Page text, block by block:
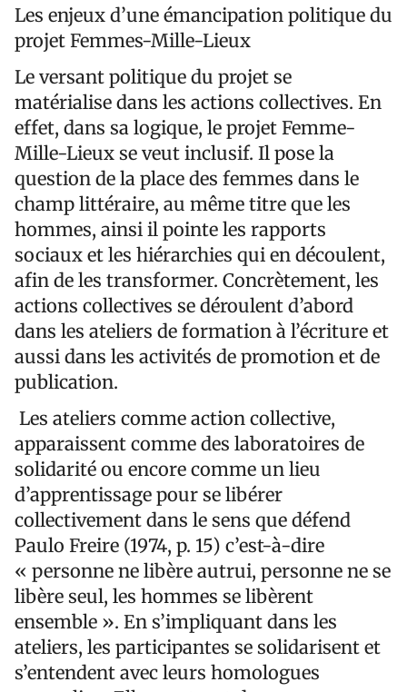
Les enjeux d’une émancipation politique du
projet Femmes-Mille-Lieux
Le versant politique du projet se
matérialise dans les actions collectives. En
effet, dans sa logique, le projet Femme-
Mille-Lieux se veut inclusif. Il pose la
question de la place des femmes dans le
champ littéraire, au même titre que les
hommes, ainsi il pointe les rapports
sociaux et les hiérarchies qui en découlent,
afin de les transformer. Concrètement, les
actions collectives se déroulent d’abord
dans les ateliers de formation à l’écriture et
aussi dans les activités de promotion et de
publication.
Les ateliers comme action collective,
apparaissent comme des laboratoires de
solidarité ou encore comme un lieu
d’apprentissage pour se libérer
collectivement dans le sens que défend
Paulo Freire (1974, p. 15) c’est-à-dire
« personne ne libère autrui, personne ne se
libère seul, les hommes se libèrent
ensemble ». En s’impliquant dans les
ateliers, les participantes se solidarisent et
s’entendent avec leurs homologues